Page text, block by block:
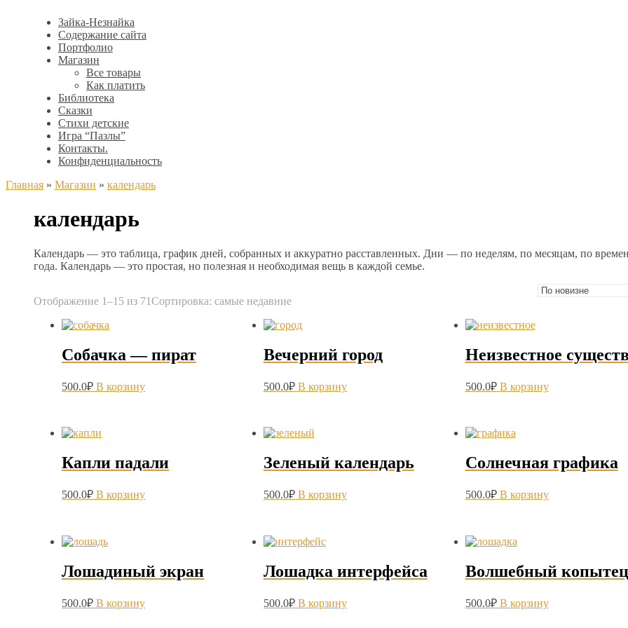
Зайка-Незнайка
Содержание сайта
Портфолио
Магазин
Все товары
Как платить
Библиотека
Сказки
Стихи детские
Игра “Пазлы”
Контакты.
Конфиденциальность
Главная » Магазин » календарь
календарь
Календарь — это таблица, график дней, собранных и аккуратно расставленных. Дни — по неделям, по месяцам, по
года. Календарь — это простая, но полезная и необходимая вещь в каждой семье.
Отображение 1–15 из 71Сортировка: самые недавние
Собачка — пират
500.0₽ В корзину
Вечерний город
500.0₽ В корзину
Неизвестное
500.0₽ В корзину
Капли падали
500.0₽ В корзину
Зеленый календарь
500.0₽ В корзину
Солнечная графика
500.0₽ В корзину
Лошадиный экран
500.0₽ В корзину
Лошадка интерфейса
500.0₽ В корзину
Волшебный копытец
500.0₽ В корзину